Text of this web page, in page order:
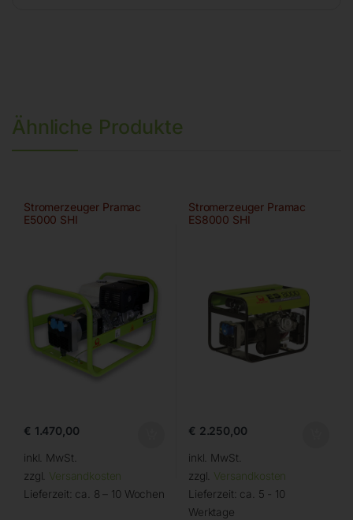
Ähnliche Produkte
Stromerzeuger Pramac
E5000 SHI
€ 1.470,00
inkl. MwSt.
zzgl. Versandkosten
Lieferzeit: ca. 8 – 10 Wochen
Stromerzeuger Pramac
ES8000 SHI
€ 2.250,00
inkl. MwSt.
zzgl. Versandkosten
Lieferzeit: ca. 5 - 10
Werktage